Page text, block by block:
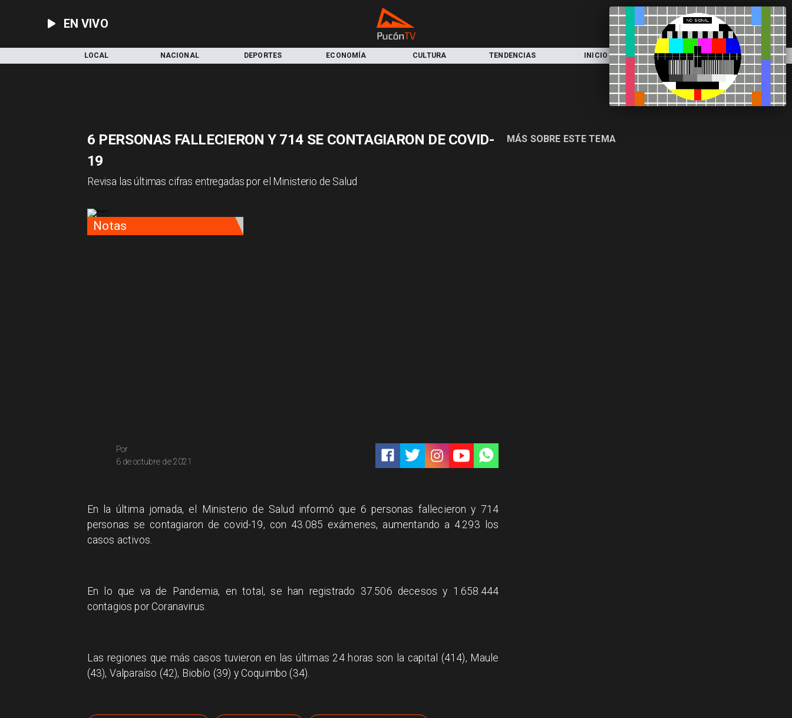
EN VIVO
LOCAL NACIONAL DEPORTES ECONOMÍA CULTURA TENDENCIAS INICIO LOCAL NACIONAL
Notas
Por
6 de octubre de 2021
MÁS SOBRE ESTE TEMA
6 PERSONAS FALLECIERON Y 714 SE CONTAGIARON DE COVID-
19
Revisa las últimas cifras entregadas por el Ministerio de Salud
​En la última jornada, el Ministerio de Salud informó que 6 personas fallecieron y 714
personas se contagiaron de covid-19, con 43.085 exámenes, aumentando a 4.293 los
casos activos.
En lo que va de Pandemia, en total, se han registrado 37.506 decesos y 1.658.444
contagios por Coranavirus.
Las regiones que más casos tuvieron en las últimas 24 horas son la capital (414), Maule
(43), Valparaíso (42), Biobío (39) y Coquimbo (34).